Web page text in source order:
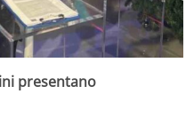
presentano